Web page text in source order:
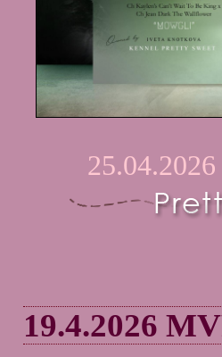
19.4.2026